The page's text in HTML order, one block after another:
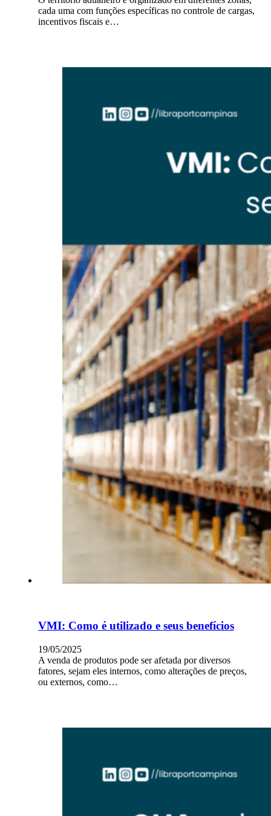
cada uma com funções específicas no controle de cargas,
incentivos fiscais e…
VMI: Como é utilizado e seus benefícios
19/05/2025
A venda de produtos pode ser afetada por diversos
fatores, sejam eles internos, como alterações de preços,
ou externos, como…